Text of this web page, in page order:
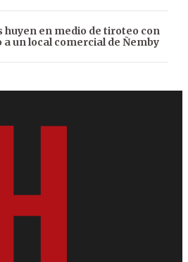
huyen en medio de tiroteo con
un local comercial de Ñemby